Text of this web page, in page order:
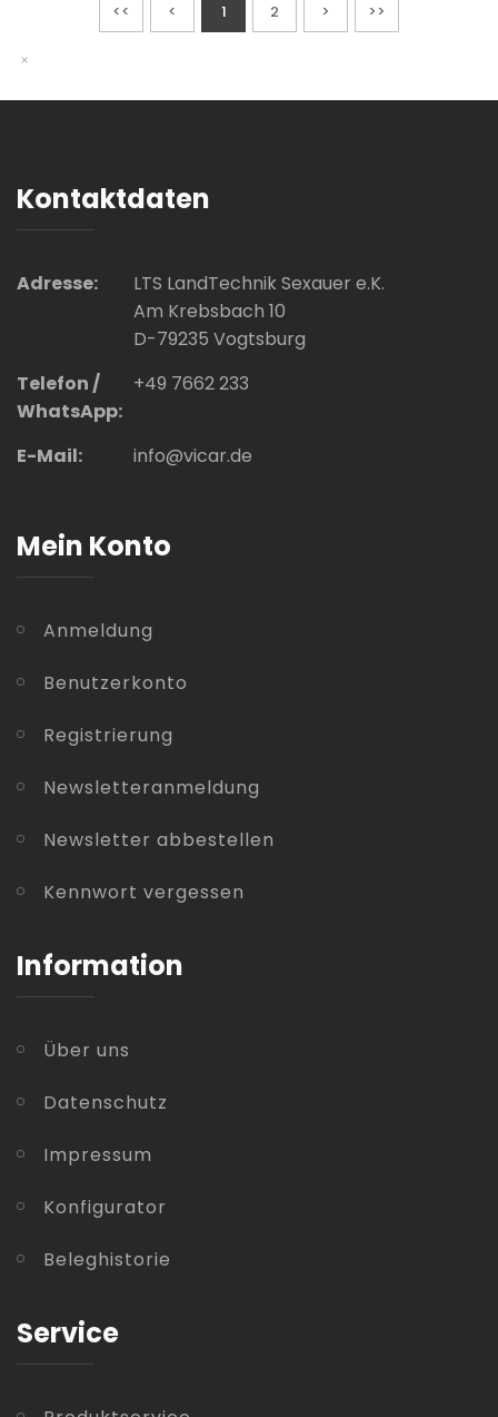
<< < 1 2 > >>
Kontaktdaten
Adresse:
LTS LandTechnik Sexauer e.K.
Am Krebsbach 10
D-79235 Vogtsburg
Telefon /
WhatsApp:
+49 7662 233
E-Mail: info@vicar.de
Mein Konto
Anmeldung
Benutzerkonto
Registrierung
Newsletteranmeldung
Newsletter abbestellen
Kennwort vergessen
Information
Über uns
Datenschutz
Impressum
Konfigurator
Beleghistorie
Service